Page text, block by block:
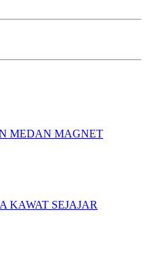
MEDAN MAGNET
KAWAT SEJAJAR